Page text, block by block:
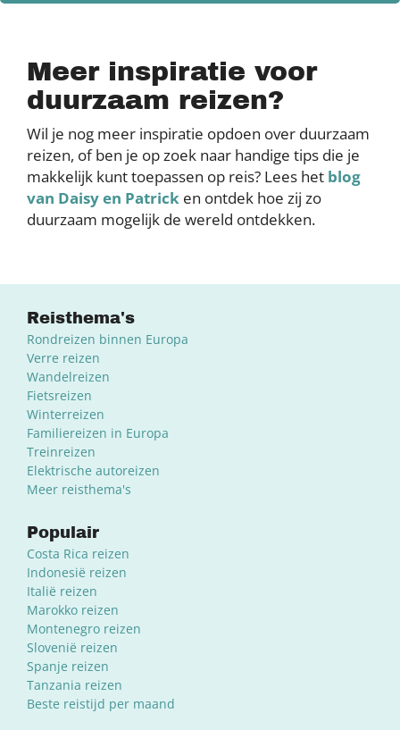
Meer inspiratie voor
duurzaam reizen?
Wil je nog meer inspiratie opdoen over duurzaam
reizen, of ben je op zoek naar handige tips die je
makkelijk kunt toepassen op reis? Lees het blog
van Daisy en Patrick en ontdek hoe zij zo
duurzaam mogelijk de wereld ontdekken.
Reisthema's
Rondreizen binnen Europa
Verre reizen
Wandelreizen
Fietsreizen
Winterreizen
Familiereizen in Europa
Treinreizen
Elektrische autoreizen
Meer reisthema's
Populair
Costa Rica reizen
Indonesië reizen
Italië reizen
Marokko reizen
Montenegro reizen
Slovenië reizen
Spanje reizen
Tanzania reizen
Beste reistijd per maand